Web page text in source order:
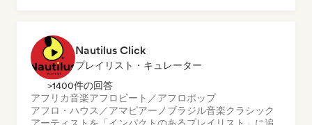
Nautilus Click
プレイリスト・キュレーター
>1400件の回答
アフリカ音楽アフロビート／アフロポップ
アフロ・ハウス／アマピアーノ ブラジル音楽クラシック